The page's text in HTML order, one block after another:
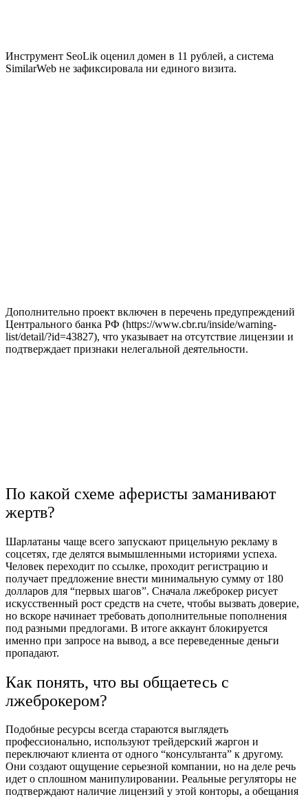
Инструмент SeoLik оценил домен в 11 рублей, а система
SimilarWeb не зафиксировала ни единого визита.
Дополнительно проект включен в перечень предупреждений
Центрального банка РФ (https://www.cbr.ru/inside/warning-
list/detail/?id=43827), что указывает на отсутствие лицензии и
подтверждает признаки нелегальной деятельности.
По какой схеме аферисты заманивают
жертв?
Шарлатаны чаще всего запускают прицельную рекламу в
соцсетях, где делятся вымышленными историями успеха.
Человек переходит по ссылке, проходит регистрацию и
получает предложение внести минимальную сумму от 180
долларов для “первых шагов”. Сначала лжеброкер рисует
искусственный рост средств на счете, чтобы вызвать доверие,
но вскоре начинает требовать дополнительные пополнения
под разными предлогами. В итоге аккаунт блокируется
именно при запросе на вывод, а все переведенные деньги
пропадают.
Как понять, что вы общаетесь с
лжеброкером?
Подобные ресурсы всегда стараются выглядеть
профессионально, используют трейдерский жаргон и
переключают клиента от одного “консультанта” к другому.
Они создают ощущение серьезной компании, но на деле речь
идет о сплошном манипулировании. Реальные регуляторы не
подтверждают наличие лицензий у этой конторы, а обещания